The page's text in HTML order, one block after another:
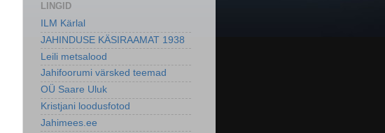
LINGID
ILM Kärlal
JAHINDUSE KÄSIRAAMAT 1938
Leili metsalood
Jahifoorumi värsked teemad
OÜ Saare Uluk
Kristjani loodusfotod
Jahimees.ee